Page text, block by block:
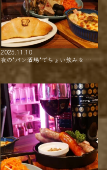
2025.11.10
夜の"パン酒場"でちょい飲みを …